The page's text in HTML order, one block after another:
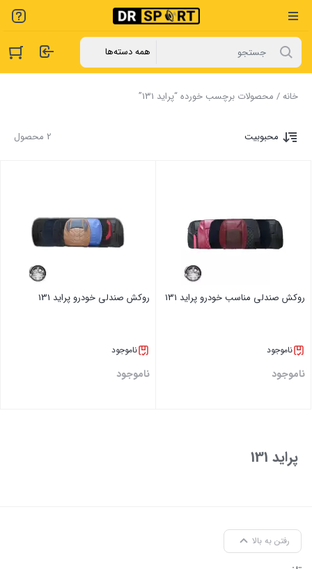
خانه/ محصولات برچسب خورده “پراید 131”
2 محصول محبوبیت
روکش صندلی مناسب خودرو پراید 131
ناموجود
ناموجود
روکش صندلی خودرو پراید 131
ناموجود
ناموجود
پراید 131
رفتن به بالا